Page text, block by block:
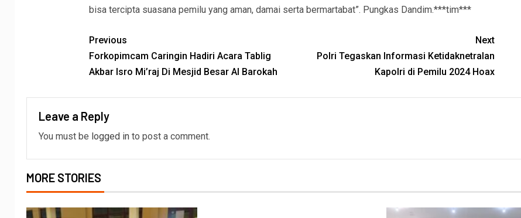
bisa tercipta suasana pemilu yang aman, damai serta bermartabat”. Pungkas Dandim.***tim***
Previous
Forkopimcam Caringin Hadiri Acara Tablig
Akbar Isro Mi’raj Di Mesjid Besar Al Barokah
Next
Polri Tegaskan Informasi Ketidaknetralan
Kapolri di Pemilu 2024 Hoax
Leave a Reply
You must be logged in to post a comment.
MORE STORIES